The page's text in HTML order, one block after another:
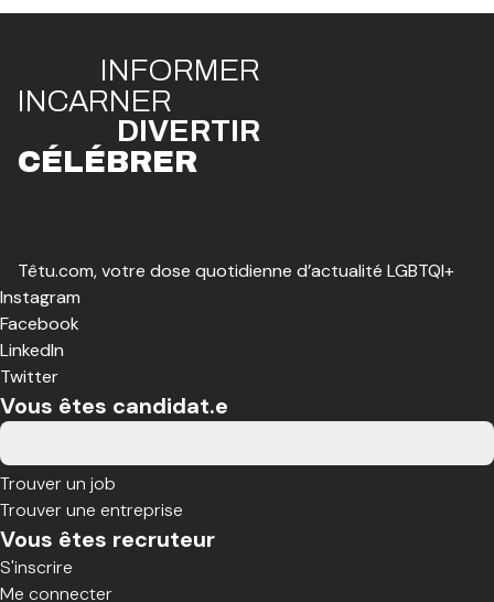
INFORMER
INCARNER
DIVERTIR
CÉLÉBRER
Têtu.com, votre dose quotidienne d’actualité LGBTQI+
Instagram
Facebook
LinkedIn
Twitter
Vous êtes candidat.e
Trouver un job
Trouver une entreprise
Vous êtes recruteur
S'inscrire
Me connecter